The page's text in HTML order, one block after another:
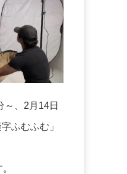
～、2月14日
ふむふむ」